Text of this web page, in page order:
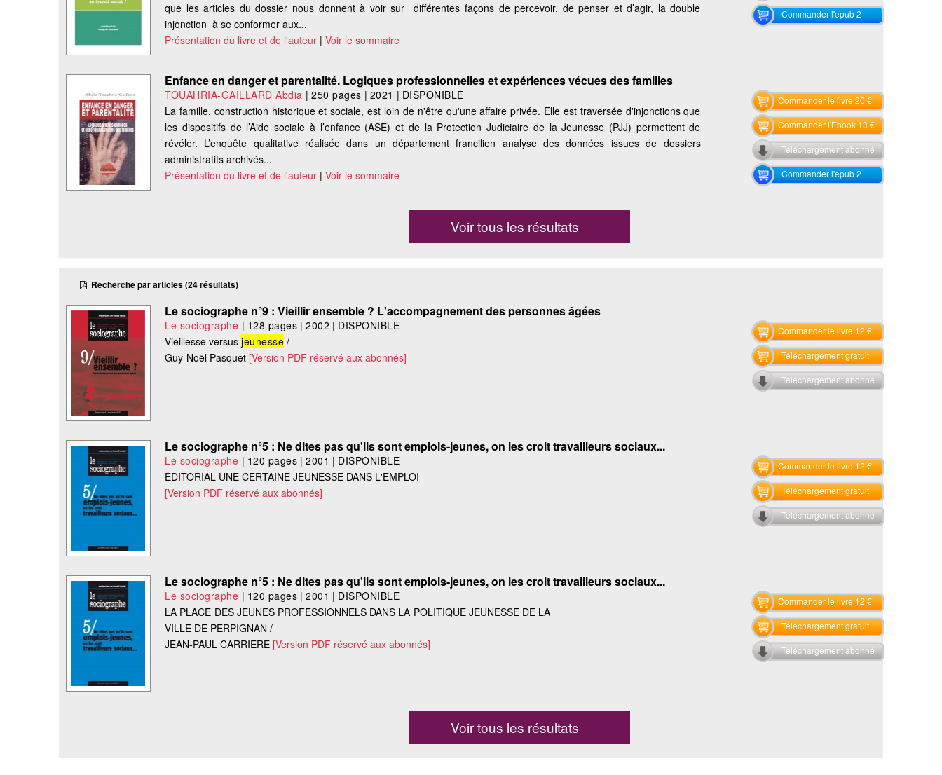
que les articles du dossier nous donnent à voir sur différentes façons de percevoir, de penser et d’agir, la double
injonction à se conformer aux...
Présentation du livre et de l'auteur |Voir le sommaire
Commander l'epub 2
Enfance en danger et parentalité. Logiques professionnelles et expériences vécues des familles
TOUAHRIA-GAILLARD Abdia |250 pages | 2021 | DISPONIBLE
La famille, construction historique et sociale, est loin de n'être qu'une affaire privée. Elle est traversée d'injonctions que
les dispositifs de l’Aide sociale à l’enfance (ASE) et de la Protection Judiciaire de la Jeunesse (PJJ) permettent de
révéler. L’enquête qualitative réalisée dans un département francilien analyse des données issues de dossiers
administratifs archivés...
Présentation du livre et de l'auteur |Voir le sommaire
Commander le livre 20 €
Commander l'Ebook 13 €
Téléchargement abonné
Commander l'epub 2
Voir tous les résultats
Recherche par articles (24 résultats)
Le sociographe n°9 : Vieillir ensemble ? L'accompagnement des personnes âgées
Le sociographe | 128 pages |2002 | DISPONIBLE
Vieillesse versusjeunesse /
Guy-Noël Pasquet [Version PDF réservé aux abonnés]
Commander le livre 12 €
Téléchargement gratuit
Téléchargement abonné
Le sociographe n°5 : Ne dites pas qu'ils sont emplois-jeunes, on les croit travailleurs sociaux...
Le sociographe | 120 pages |2001 | DISPONIBLE
EDITORIAL UNE CERTAINE JEUNESSE DANS L'EMPLOI
[Version PDF réservé aux abonnés]
Commander le livre 12 €
Téléchargement gratuit
Téléchargement abonné
Le sociographe n°5 : Ne dites pas qu'ils sont emplois-jeunes, on les croit travailleurs sociaux...
Le sociographe | 120 pages |2001 | DISPONIBLE
LA PLACE DES JEUNES PROFESSIONNELS DANS LA POLITIQUE JEUNESSE DE LA
VILLE DE PERPIGNAN /
JEAN-PAUL CARRIERE [Version PDF réservé aux abonnés]
Commander le livre 12 €
Téléchargement gratuit
Téléchargement abonné
Voir tous les résultats